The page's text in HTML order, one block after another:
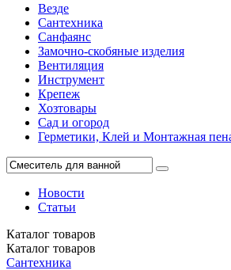
Везде
Сантехника
Санфаянс
Замочно-скобяные изделия
Вентиляция
Инструмент
Крепеж
Хозтовары
Сад и огород
Герметики, Клей и Монтажная
Новости
Статьи
Каталог товаров
Каталог товаров
Сантехника